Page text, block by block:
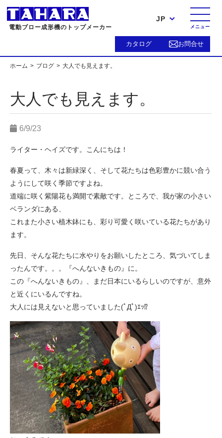
電動ブロー成形機のトップメーカー
JP
メニュー
カタログ お問合せ
ホーム ブログ 大人でも見えます。
大人でも見えます。
6/9/23
ライター・ヘイズです。こんにちは！
春夏って、木々は新緑深く、そして花たちは色彩豊かに競い合う
ようにして咲く季節ですよね。
道端に咲く紫陽花も満開で素敵です。ところで、我が家の小さい
ベランダにある、
これまた小さい植木鉢にも、彩り可愛く咲いている花たちがあり
ます。
先日、そんな花たちに水やりをお願いしたところ、気づいてしま
ったんです。。。『へんないきもの』に。
この『へんないきもの』、まだ日本にいるらしいのですが、意外
と近くにいるんですね。
大人には見えないと思っていました(ﾟДﾟ)ｴｯ⁉